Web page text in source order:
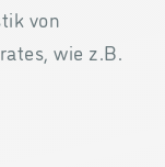
von
wie z.B.